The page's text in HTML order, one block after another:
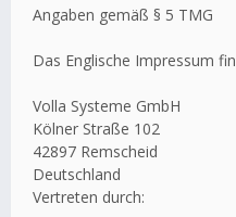
Angaben gemäß § 5 TMG
Das Englische Impressum
Volla Systeme GmbH
Kölner Straße 102
42897 Remscheid
Deutschland
Vertreten durch: